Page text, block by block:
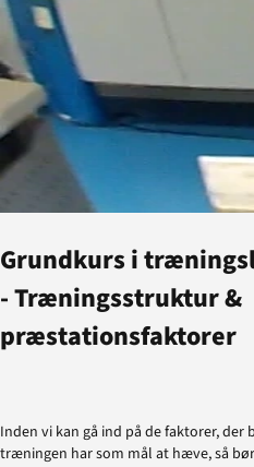
Grundkurs i
- Træningsstruktur &
præstationsfaktorer
Inden vi kan gå ind på de faktorer,
træningen har som mål at hæve, så